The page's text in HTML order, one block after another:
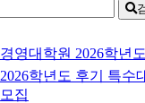
경영대학원 2026학년
2026학년도 후기 특수
모집